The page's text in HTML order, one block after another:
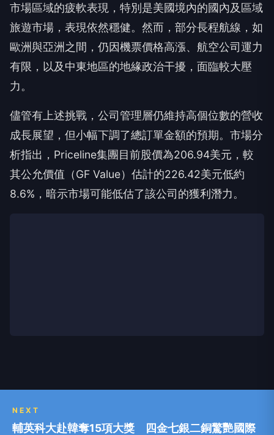
市場區域的疲軟表現，特別是美國境內的國內及區域
旅遊市場，表現依然穩健。然而，部分長程航線，如
歐洲與亞洲之間，仍因機票價格高漲、航空公司運力
有限，以及中東地區的地緣政治干擾，面臨較大壓
力。
儘管有上述挑戰，公司管理層仍維持高個位數的營收
成長展望，但小幅下調了總訂單金額的預期。市場分
析指出，Priceline集團目前股價為206.94美元，較
其公允價值（GF Value）估計的226.42美元低約
8.6%，暗示市場可能低估了該公司的獲利潛力。
NEXT
輔英科大赴韓奪15項大獎 四金七銀二銅驚艷國際